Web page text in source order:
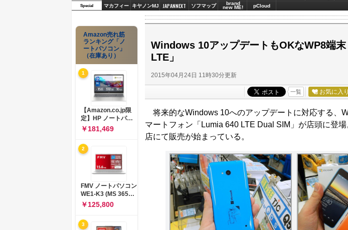
Special マカフィー キヤノンMJ JAPANNEXT ソフマップ brand
new ME! pCloud
Windows 10アップデートもOKなWP8端
LTE」
2015年04月24日 11時30分更新
一覧 お気に入り
将来的なWindows 10へのアップデートに対応する、
マートフォン「Lumia 640 LTE Dual SIM」が店頭に登
店にて販売が始まっている。
Amazon売れ筋
ランキング「ノ
ートパソコン」
（在庫あり）
1
【Amazon.co.jp限
定】HP ノートパソ
コン 15-fd 15.6イン
チ インテル Core 5
120U メモリ16GB
SSD512GB
Windows 11
Microsoft Office
2024搭載 WPS
Office搭載 カメラシ
ャッター 指紋認証 薄
型 Copilotキー搭載
ナチュラルシルバー
￥181,469
2
FMV ノートパソコン
WE1-K3 (MS 365
Personal/Copilotキ
ー搭載/Win 11/15.6
型/Core
i5/16GB/SSD
￥125,800
3